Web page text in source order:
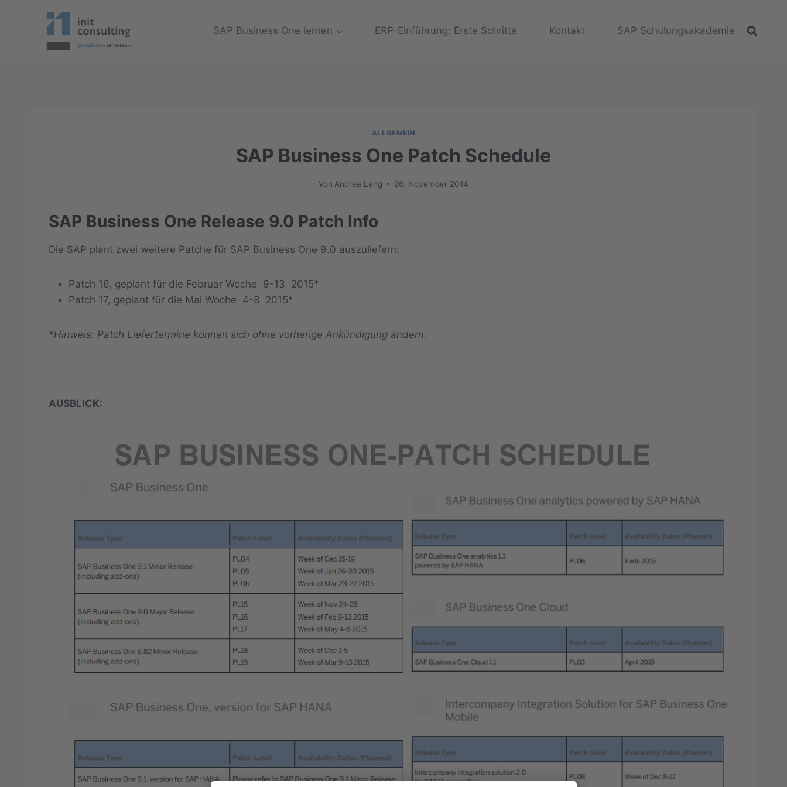
SAP Business One lernen ERP-Einführung: Erste Schritte Kontakt SAP Schulungsakademie
ALLGEMEIN
SAP Business One Patch Schedule
Von Andrea Lang 26. November 2014
SAP Business One Release 9.0 Patch Info
Die SAP plant zwei weitere Patche für SAP Business One 9.0 auszuliefern:
Patch 16, geplant für die Februar Woche 9-13 2015*
Patch 17, geplant für die Mai Woche 4-8 2015*
*Hinweis: Patch Liefertermine können sich ohne vorherige Ankündigung ändern.
AUSBLICK: